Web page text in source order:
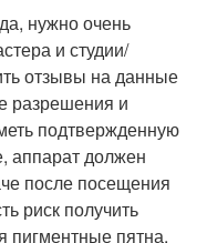
нужно очень
и студии/
отзывы на данные
разрешения и
подтвержденную
аппарат должен
после посещения
риск получить
пигментные пятна.